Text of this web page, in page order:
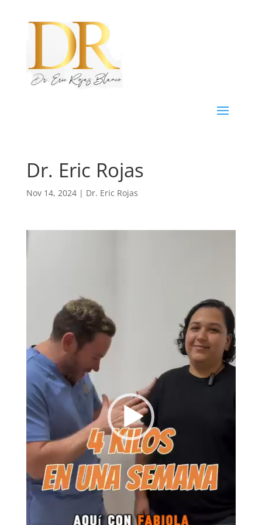
Dr. Eric Rojas
Nov 14, 2024| Dr. Eric Rojas